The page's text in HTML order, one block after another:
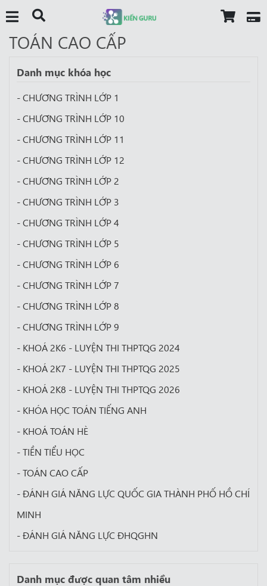
TOÁN CAO CẤP
Danh mục khóa học
- CHƯƠNG TRÌNH LỚP 1
- CHƯƠNG TRÌNH LỚP 10
- CHƯƠNG TRÌNH LỚP 11
- CHƯƠNG TRÌNH LỚP 12
- CHƯƠNG TRÌNH LỚP 2
- CHƯƠNG TRÌNH LỚP 3
- CHƯƠNG TRÌNH LỚP 4
- CHƯƠNG TRÌNH LỚP 5
- CHƯƠNG TRÌNH LỚP 6
- CHƯƠNG TRÌNH LỚP 7
- CHƯƠNG TRÌNH LỚP 8
- CHƯƠNG TRÌNH LỚP 9
- KHOÁ 2K6 - LUYỆN THI THPTQG 2024
- KHOÁ 2K7 - LUYỆN THI THPTQG 2025
- KHOÁ 2K8 - LUYỆN THI THPTQG 2026
- KHÓA HỌC TOÁN TIẾNG ANH
- KHOÁ TOÁN HÈ
- TIỀN TIỂU HỌC
- TOÁN CAO CẤP
- ĐÁNH GIÁ NĂNG LỰC QUỐC GIA THÀNH PHỐ HỒ CHÍ
MINH
- ĐÁNH GIÁ NĂNG LỰC ĐHQGHN
Danh mục được quan tâm nhiều